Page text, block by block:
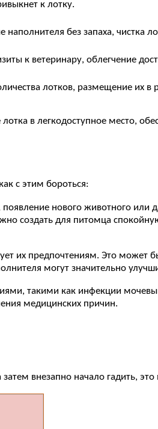
к лотку.
наполнителя без запаха, чистка
к ветеринару, облегчение
лотков, размещение их в
в легкодоступное место,
с этим бороться:
нового животного или
создать для питомца
их предпочтениям. Это может
могут значительно
такими как инфекции
медицинских причин.
внезапно начало гадить,